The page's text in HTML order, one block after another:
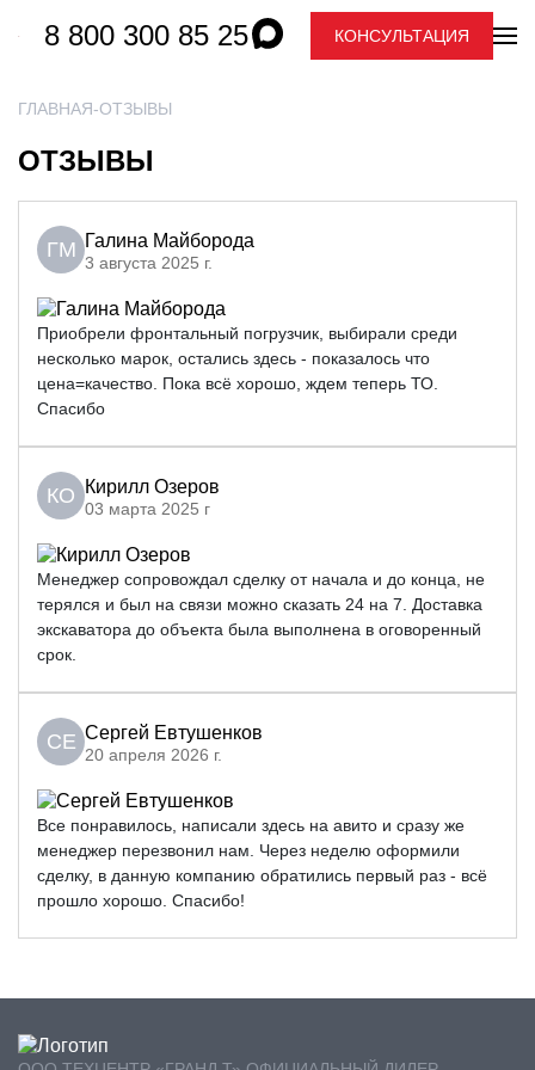
8 800 300 85 25 КОНСУЛЬТАЦИЯ
ГЛАВНАЯ ОТЗЫВЫ
ОТЗЫВЫ
ГМ Галина Майборода
3 августа 2025 г.
Приобрели фронтальный погрузчик, выбирали среди
несколько марок, остались здесь - показалось что
цена=качество. Пока всё хорошо, ждем теперь ТО.
Спасибо
КО Кирилл Озеров
03 марта 2025 г
Менеджер сопровождал сделку от начала и до конца, не
терялся и был на связи можно сказать 24 на 7. Доставка
экскаватора до объекта была выполнена в оговоренный
срок.
СЕ Сергей Евтушенков
20 апреля 2026 г.
Все понравилось, написали здесь на авито и сразу же
менеджер перезвонил нам. Через неделю оформили
сделку, в данную компанию обратились первый раз - всё
прошло хорошо. Спасибо!